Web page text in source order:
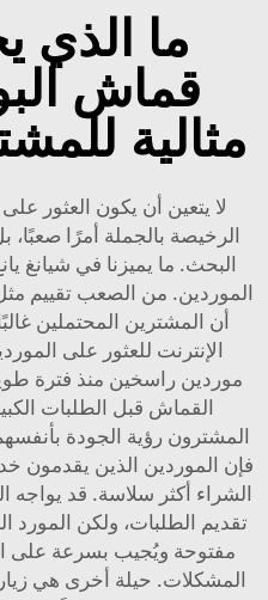
ما الذي
قماش
مثالية
لا يتعين أن يكون العثور
الرخيصة بالجملة أمرًا
البحث. ما يميزنا في شيانغ
الموردين. من الصعب تقييم
أن المشترين المحتملين
الإنترنت للعثور على
موردين راسخين منذ فترة
القماش قبل الطلبات
المشترون رؤية الجودة
فإن الموردين الذين يقدمون
الشراء أكثر سلاسة. قد يواجه
تقديم الطلبات، ولكن
مفتوحة ويُجيب بسرعة على
المشكلات. حيلة أخرى هي